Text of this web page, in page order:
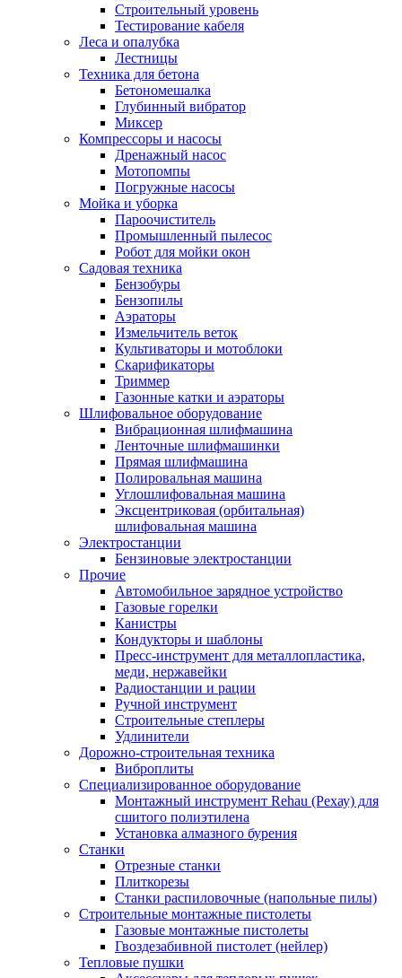
Строительный уровень
Тестирование кабеля
Леса и опалубка
Лестницы
Техника для бетона
Бетономешалка
Глубинный вибратор
Миксер
Компрессоры и насосы
Дренажный насос
Мотопомпы
Погружные насосы
Мойка и уборка
Пароочиститель
Промышленный пылесос
Робот для мойки окон
Садовая техника
Бензобуры
Бензопилы
Аэраторы
Измельчитель веток
Культиваторы и мотоблоки
Скарификаторы
Триммер
Газонные катки и аэраторы
Шлифовальное оборудование
Вибрационная шлифмашина
Ленточные шлифмашинки
Прямая шлифмашина
Полировальная машина
Углошлифовальная машина
Эксцентриковая (орбитальная)
шлифовальная машина
Электростанции
Бензиновые электростанции
Прочие
Автомобильное зарядное устройство
Газовые горелки
Канистры
Кондукторы и шаблоны
Пресс-инструмент для металлопластика,
меди, нержавейки
Радиостанции и рации
Ручной инструмент
Строительные степлеры
Удлинители
Дорожно-строительная техника
Виброплиты
Специализированное оборудование
Монтажный инструмент Rehau (Рехау) для
сшитого полиэтилена
Установка алмазного бурения
Станки
Отрезные станки
Плиткорезы
Станки распиловочные (напольные пилы)
Строительные монтажные пистолеты
Газовые монтажные пистолеты
Гвоздезабивной пистолет (нейлер)
Тепловые пушки